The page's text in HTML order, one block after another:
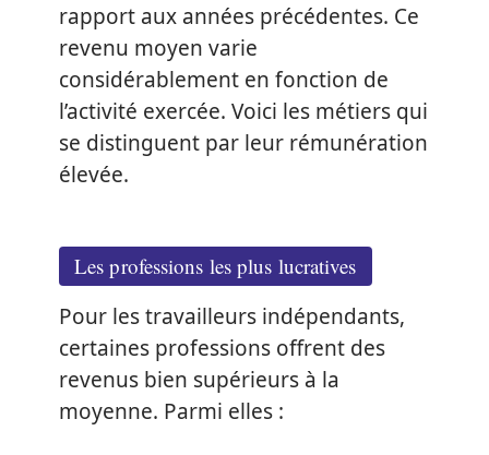
rapport aux années précédentes. Ce
revenu moyen varie
considérablement en fonction de
l’activité exercée. Voici les métiers qui
se distinguent par leur rémunération
élevée.
Les professions les plus lucratives
Pour les travailleurs indépendants,
certaines professions offrent des
revenus bien supérieurs à la
moyenne. Parmi elles :